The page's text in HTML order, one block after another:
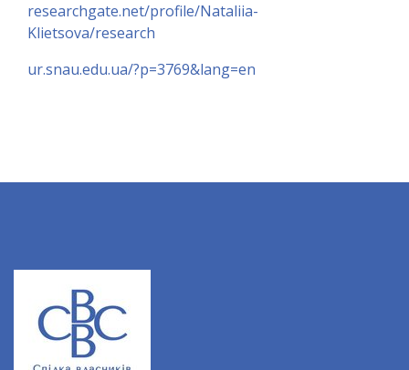
researchgate.net/profile/Nataliia-
Klietsova/research
ur.snau.edu.ua/?p=3769&lang=en